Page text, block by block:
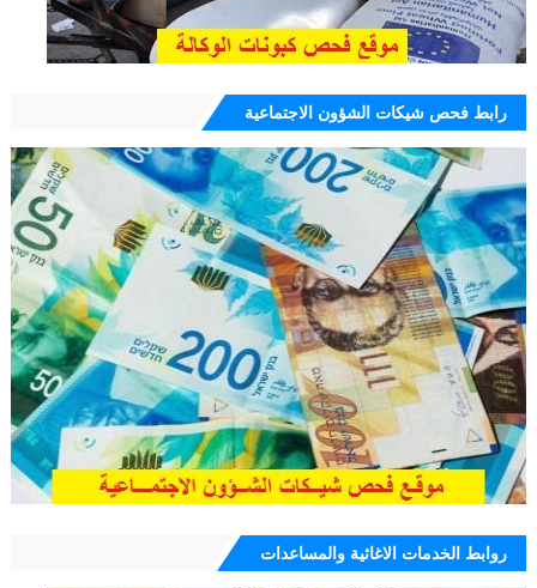
رابط فحص شيكات الشؤون الاجتماعية
روابط الخدمات الاغاثية والمساعدات